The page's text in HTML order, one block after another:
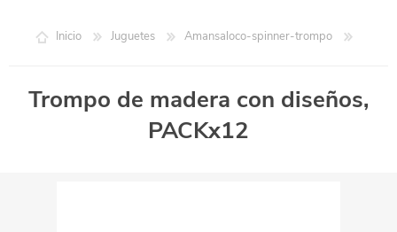
Inicio Juguetes Amansaloco-spinner-trompo
Trompo de madera con diseños,
PACKx12